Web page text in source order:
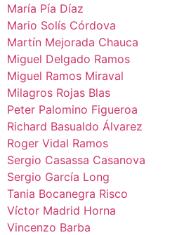
María Pía Díaz
Mario Solís Córdova
Martín Mejorada Chauca
Miguel Delgado Ramos
Miguel Ramos Miraval
Milagros Rojas Blas
Peter Palomino Figueroa
Richard Basualdo Álvarez
Roger Vidal Ramos
Sergio Casassa Casanova
Sergio García Long
Tania Bocanegra Risco
Víctor Madrid Horna
Vincenzo Barba